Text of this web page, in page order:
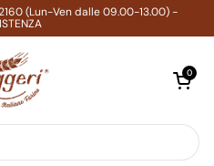
(Lun-Ven dalle 09.00-13.00) -
Apri carrello
0